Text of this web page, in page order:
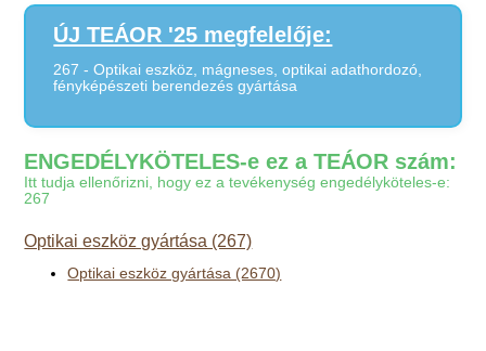
ÚJ TEÁOR '25 megfelelője:
267 - Optikai eszköz, mágneses, optikai adathordozó,
fényképészeti berendezés gyártása
ENGEDÉLYKÖTELES-e ez a TEÁOR szám:
Itt tudja ellenőrizni, hogy ez a tevékenység engedélyköteles-e:
267
Optikai eszköz gyártása (267)
Optikai eszköz gyártása (2670)